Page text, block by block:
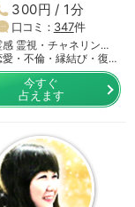
300円 / 1分
口コミ： 347件
感 霊視・チャネリン
愛・不倫・縁結び・復活
今すぐ
占えます